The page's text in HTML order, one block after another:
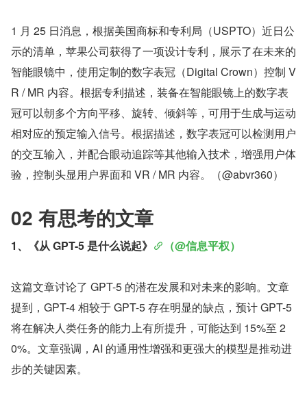
1 月 25 日消息，根据美国商标和专利局（USPTO）近日公
示的清单，苹果公司获得了一项设计专利，展示了在未来的
智能眼镜中，使用定制的数字表冠（Digital Crown）控制 V
R / MR 内容。根据专利描述，装备在智能眼镜上的数字表
冠可以朝多个方向平移、旋转、倾斜等，可用于生成与运动
相对应的预定输入信号。根据描述，数字表冠可以检测用户
的交互输入，并配合眼动追踪等其他输入技术，增强用户体
验，控制头显用户界面和 VR / MR 内容。（@abvr360）
02 有思考的文章
1、《从 GPT-5 是什么说起》 （@信息平权）
这篇文章讨论了 GPT-5 的潜在发展和对未来的影响。文章
提到，GPT-4 相较于 GPT-5 存在明显的缺点，预计 GPT-5
将在解决人类任务的能力上有所提升，可能达到 15%至 2
0%。文章强调，AI 的通用性增强和更强大的模型是推动进
步的关键因素。